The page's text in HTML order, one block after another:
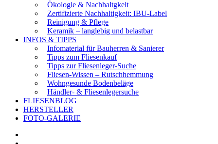
Ökologie & Nachhaltgkeit
Zertifizierte Nachhaltigkeit: IBU-Label
Reinigung & Pflege
Keramik – langlebig und belastbar
INFOS & TIPPS
Infomaterial für Bauherren & Sanierer
Tipps zum Fliesenkauf
Tipps zur Fliesenleger-Suche
Fliesen-Wissen – Rutschhemmung
Wohngesunde Bodenbeläge
Händler- & Fliesenlegersuche
FLIESENBLOG
HERSTELLER
FOTO-GALERIE